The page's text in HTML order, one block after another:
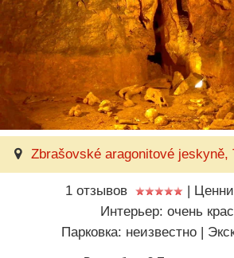
Zbrašovské aragonitové jeskyně,
1 отзывов |
Интерьер: очень
Парковка: неизвестно |